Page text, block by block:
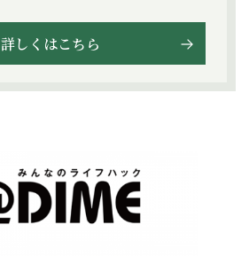
詳しくはこちら